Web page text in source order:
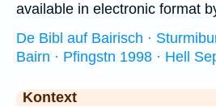
available in electronic format
De Bibl auf Bairisch ·
Bairn · Pfingstn 1998 · Hell
Kontext